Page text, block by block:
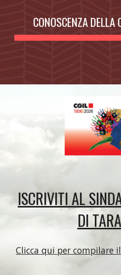
CONOSCENZA
ISCRIVITI AL
DI
Clicca qui per compilare